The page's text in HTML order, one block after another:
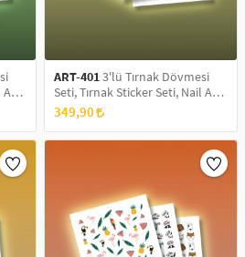
Art,
ART-4013'lü Tırnak Dövmesi
Seti, Tırnak Sticker Seti, Nail Art,
Tattoo
349,90